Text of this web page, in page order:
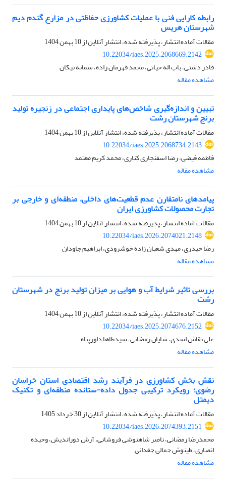
رابطه کارایی فنی با عملیات کشاورزی حفاظتی در مزارع گندم دیم
شهرستان هریس
مقالات آماده انتشار، پذیرفته شده، انتشار آنلاین از10 بهمن 1404
10.22034/iaes.2025.2068669.2142
قادر دشتی، باب اله حیاتی، محمد قهرمان زاده، سمانه نیکان
مشاهده مقاله
تبیین و اندازه‌گیری شاخص‌های پایداری اجتماعی در زنجیره تولید
برنج شهرستان رشت
مقالات آماده انتشار، پذیرفته شده، انتشار آنلاین از10 بهمن 1404
10.22034/iaes.2025.2068734.2143
فاطمه فیضی، رضا اسفنجاری کناری، محمد کریم معتمد
مشاهده مقاله
پیامدهای نامتقارن عدم قطعیت‌های داخلی، منطقه‌ای و خارجی بر
تجارت محصولات کشاورزی ایران
مقالات آماده انتشار، پذیرفته شده، انتشار آنلاین از10 بهمن 1404
10.22034/iaes.2026.2074021.2148
رضا حیدری، مهدی شعبان زاده خوشرودی، ابراهیم جاودان
مشاهده مقاله
بررسی تاثیر شرایط آب و هوایی بر میزان تولید برنج در شهرستان
رشت
مقالات آماده انتشار، پذیرفته شده، انتشار آنلاین از10 بهمن 1404
10.22034/iaes.2025.2074676.2152
علی نقاش اسدی، شایان رمضانی، سیدطاها داورپناه
مشاهده مقاله
نقش بخش کشاورزی در فرآیند رشد اقتصادی استان خراسان
رضوی؛ رویکرد ترکیبی جدول داده-ستانده منطقه‌ای و تکنیک
دیمتل
مقالات آماده انتشار، پذیرفته شده، انتشار آنلاین از30 خرداد 1405
10.22034/iaes.2026.2074393.2151
محمدرضا رمضانی، ناصر شاهنوشی فروشانی، آرش دوراندیش، وحیده
انصاری، طینوش جمالی جغدانی
مشاهده مقاله